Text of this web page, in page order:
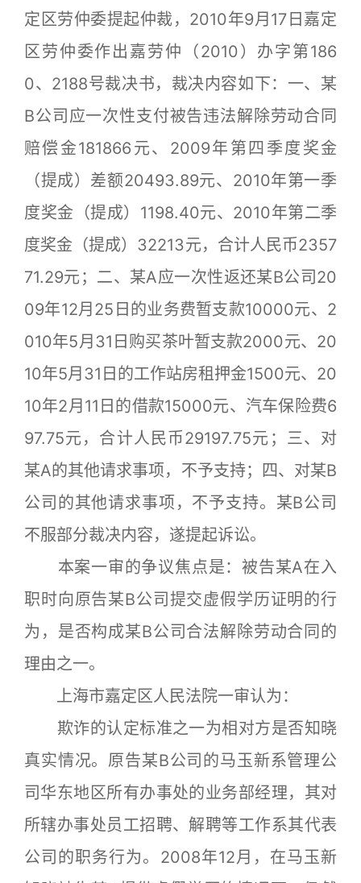
定区劳仲委提起仲裁，2010年9月17日嘉定
区劳仲委作出嘉劳仲（2010）办字第186
0、2188号裁决书，裁决内容如下：一、某
B公司应一次性支付被告违法解除劳动合同
赔偿金181866元、2009年第四季度奖金
（提成）差额20493.89元、2010年第一季
度奖金（提成）1198.40元、2010年第二季
度奖金（提成）32213元，合计人民币2357
71.29元；二、某A应一次性返还某B公司20
09年12月25日的业务费暂支款10000元、2
010年5月31日购买茶叶暂支款2000元、20
10年5月31日的工作站房租押金1500元、20
10年2月11日的借款15000元、汽车保险费6
97.75元，合计人民币29197.75元；三、对
某A的其他请求事项，不予支持；四、对某B
公司的其他请求事项，不予支持。某B公司
不服部分裁决内容，遂提起诉讼。
本案一审的争议焦点是：被告某A在入
职时向原告某B公司提交虚假学历证明的行
为，是否构成某B公司合法解除劳动合同的
理由之一。
上海市嘉定区人民法院一审认为：
欺诈的认定标准之一为相对方是否知晓
真实情况。原告某B公司的马玉新系管理公
司华东地区所有办事处的业务部经理，其对
所辖办事处员工招聘、解聘等工作系其代表
公司的职务行为。2008年12月，在马玉新